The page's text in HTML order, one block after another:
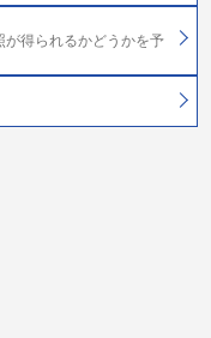
が得られるかどうかを予